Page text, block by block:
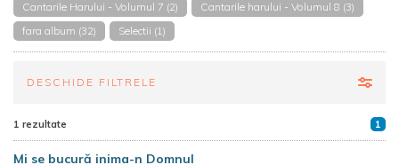
Cantarile Harului - Volumul 7 (2)
Cantarile harului - Volumul 8 (3)
fara album (32)
Selectii (1)
DESCHIDE FILTRELE
1 rezultate 1
Mi se bucură inima-n Domnul